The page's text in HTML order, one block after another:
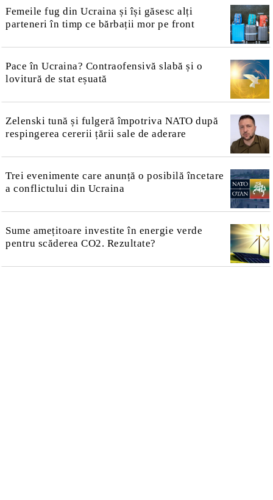
Femeile fug din Ucraina și își găsesc alți
parteneri în timp ce bărbații mor pe front
Pace în Ucraina? Contraofensivă slabă și o
lovitură de stat eșuată
Zelenski tună și fulgeră împotriva NATO după
respingerea cererii țării sale de aderare
Trei evenimente care anunță o posibilă încetare
a conflictului din Ucraina
Sume amețitoare investite în energie verde
pentru scăderea CO2. Rezultate?